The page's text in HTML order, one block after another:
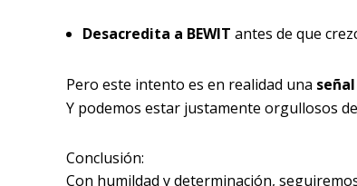
Desacredita a BEWIT antes de que
Pero este intento es en realidad una señal
Y podemos estar justamente orgullosos
Conclusión:
Con humildad y determinación,